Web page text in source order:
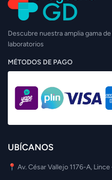
Descubre nuestra amplia gama
laboratorios
MÉTODOS DE PAGO
UBÍCANOS
📍 Av. César Vallejo 1176-A, Lince